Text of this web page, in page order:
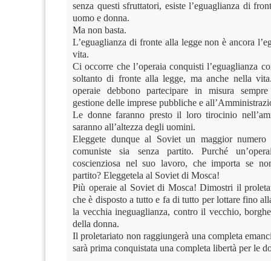
senza questi sfruttatori, esiste l’eguaglianza di
uomo e donna.
Ma non basta.
L’eguaglianza di fronte alla legge non è ancora
vita.
Ci occorre che l’operaia conquisti l’eguaglianza
soltanto di fronte alla legge, ma anche nella
operaie debbono partecipare in misura
gestione delle imprese pubbliche e
Le donne faranno presto il loro tirocinio
saranno all’altezza degli uomini.
Eleggete dunque al Soviet un maggior
comuniste sia senza partito. Purché
coscienziosa nel suo lavoro, che importa se
partito? Eleggetela al Soviet di Mosca!
Più operaie al Soviet di Mosca! Dimostri il
che è disposto a tutto e fa di tutto per lottare fino
la vecchia ineguaglianza, contro il vecchio,
della donna.
Il proletariato non raggiungerà una completa
sarà prima conquistata una completa libertà per le